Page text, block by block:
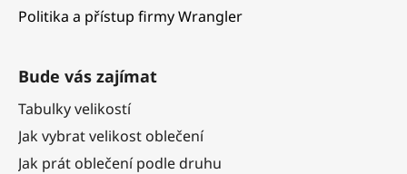
Politika a přístup firmy Wrangler
Bude vás zajímat
Tabulky velikostí
Jak vybrat velikost oblečení
Jak prát oblečení podle druhu